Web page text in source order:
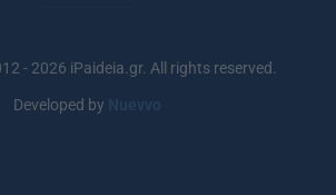
- 2026 iPaideia.gr. All rights reserved.
Developed by